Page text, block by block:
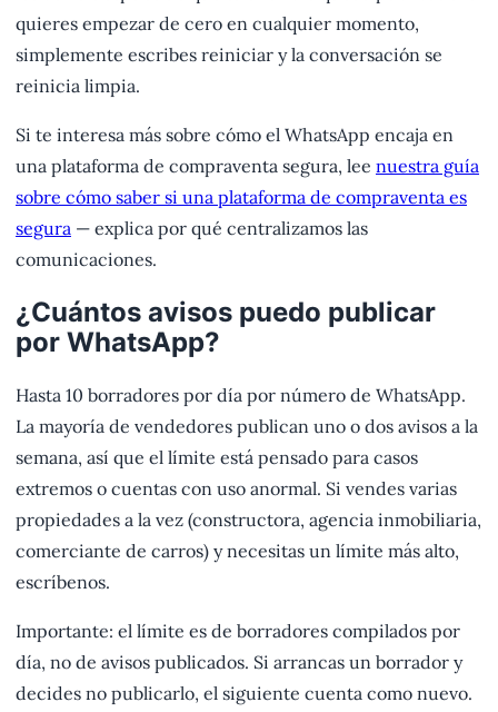
quieres empezar de cero en cualquier momento,
simplemente escribes reiniciar y la conversación se
reinicia limpia.
Si te interesa más sobre cómo el WhatsApp encaja en
una plataforma de compraventa segura, lee nuestra guía
sobre cómo saber si una plataforma de compraventa es
segura — explica por qué centralizamos las
comunicaciones.
¿Cuántos avisos puedo publicar
por WhatsApp?
Hasta 10 borradores por día por número de WhatsApp.
La mayoría de vendedores publican uno o dos avisos a la
semana, así que el límite está pensado para casos
extremos o cuentas con uso anormal. Si vendes varias
propiedades a la vez (constructora, agencia inmobiliaria,
comerciante de carros) y necesitas un límite más alto,
escríbenos.
Importante: el límite es de borradores compilados por
día, no de avisos publicados. Si arrancas un borrador y
decides no publicarlo, el siguiente cuenta como nuevo.